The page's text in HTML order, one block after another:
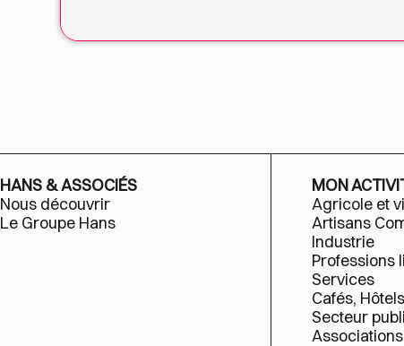
HANS & ASSOCIÉS
Nous découvrir
Le Groupe Hans
MON
Agricole et
Artisans
Industrie
Professions
Services
Cafés,
Secteur
Associations